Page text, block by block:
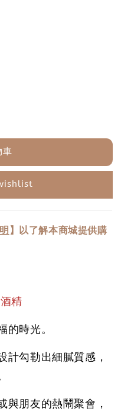
車
】以了解本商城提供購
精
的時光。
計勾勒出細膩質感，
與朋友的熱鬧聚會，